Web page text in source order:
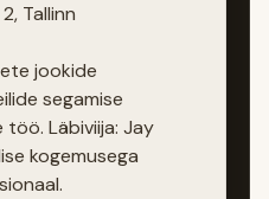
Tallinn
jookide
segamise
Läbiviija: Jay
kogemusega